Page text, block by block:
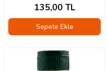
135,00TL
Sepete Ekle